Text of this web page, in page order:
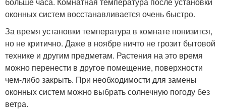
оконных систем восстанавливается очень быстро.
За время установки температура в комнате понизится,
но не критично. Даже в ноябре ничто не грозит бытовой
технике и другим предметам. Растения на это время
можно перенести в другое помещение, поверхности
чем-либо закрыть. При необходимости для замены
оконных систем можно выбрать солнечную погоду без
ветра.